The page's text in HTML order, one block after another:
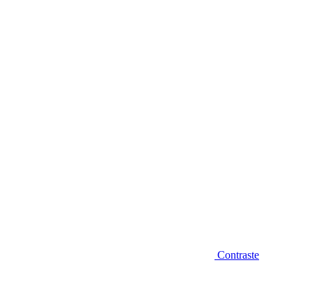
Contraste